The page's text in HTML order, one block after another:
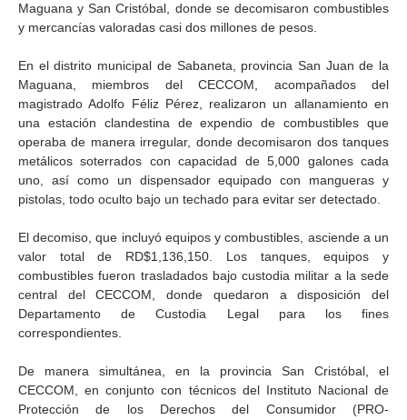
Maguana y San Cristóbal, donde se decomisaron combustibles
y mercancías valoradas casi dos millones de pesos.
En el distrito municipal de Sabaneta, provincia San Juan de la
Maguana, miembros del CECCOM, acompañados del
magistrado Adolfo Féliz Pérez, realizaron un allanamiento en
una estación clandestina de expendio de combustibles que
operaba de manera irregular, donde decomisaron dos tanques
metálicos soterrados con capacidad de 5,000 galones cada
uno, así como un dispensador equipado con mangueras y
pistolas, todo oculto bajo un techado para evitar ser detectado.
El decomiso, que incluyó equipos y combustibles, asciende a un
valor total de RD$1,136,150. Los tanques, equipos y
combustibles fueron trasladados bajo custodia militar a la sede
central del CECCOM, donde quedaron a disposición del
Departamento de Custodia Legal para los fines
correspondientes.
De manera simultánea, en la provincia San Cristóbal, el
CECCOM, en conjunto con técnicos del Instituto Nacional de
Protección de los Derechos del Consumidor (PRO-